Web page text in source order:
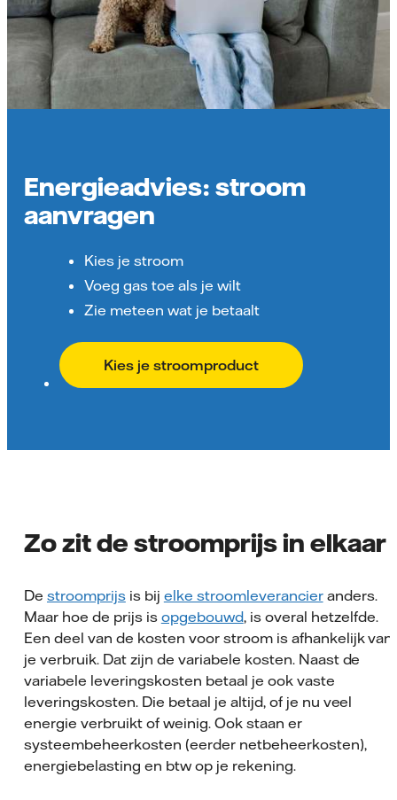
Energieadvies: stroom
aanvragen
Kies je stroom
Voeg gas toe als je wilt
Zie meteen wat je betaalt
Kies je stroomproduct
Zo zit de stroomprijs in elkaar
De stroomprijsis bij elke stroomleverancieranders.
Maar hoe de prijs is opgebouwd, is overal hetzelfde.
Een deel van de kosten voor stroom is afhankelijk van
je verbruik. Dat zijn de variabele kosten. Naast de
variabele leveringskosten betaal je ook vaste
leveringskosten. Die betaal je altijd, of je nu veel
energie verbruikt of weinig. Ook staan er
systeembeheerkosten (eerder netbeheerkosten),
energiebelasting en btw op je rekening.